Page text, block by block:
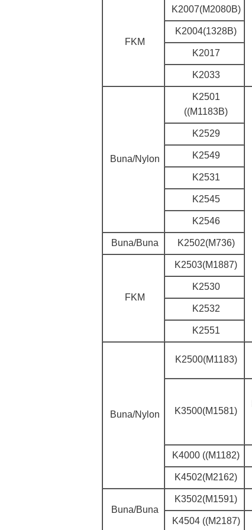
FKM
K2007(M2080B)
K2004(1328B)
K2017
K2033
Buna/Nylon
K2501
((M1183B)
K2529
K2549
K2531
K2545
K2546
Buna/Buna K2502(M736)
FKM
K2503(M1887)
K2530
K2532
K2551
Buna/Nylon
K2500(M1183)
K3500(M1581)
K4000 ((M1182)
K4502(M2162)
Buna/Buna
K3502(M1591)
K4504 ((M2187)